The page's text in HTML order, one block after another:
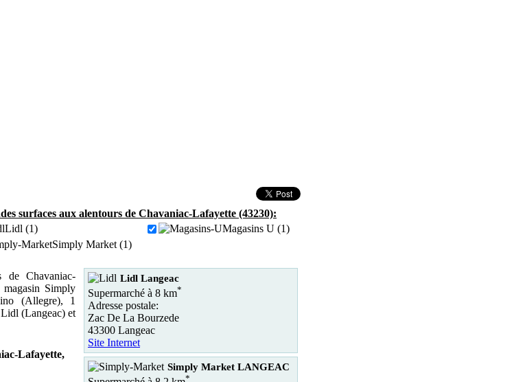
surfaces aux alentours de Chavaniac-Lafayette (43230):
Lidl (1)
Magasins U (1)
Simply Market (1)
Chavaniac-
Simply
(Allegre), 1
(Langeac) et
Lafayette,
Lidl Langeac
Supermarché à 8 km*
Adresse postale:
Zac De La Bourzede
43300 Langeac
Site Internet
Simply Market LANGEAC
*